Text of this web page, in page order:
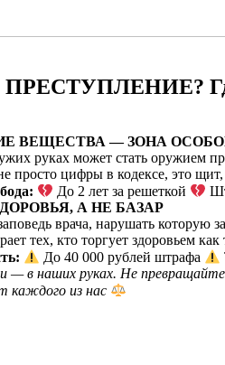
Где
ВЕЩЕСТВА — ЗОНА
руках может стать оружием
просто цифры в кодексе, это
До 2 лет за решеткой
А НЕ БАЗАР
врача, нарушать которую
тех, кто торгует здоровьем как
До 40 000 рублей штрафа
— в наших руках. Не
каждого из нас